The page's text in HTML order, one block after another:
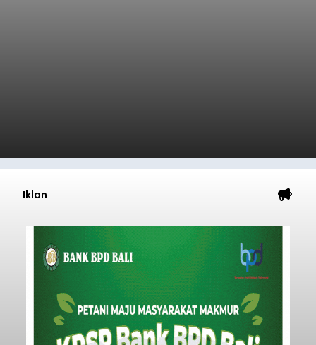
Iklan